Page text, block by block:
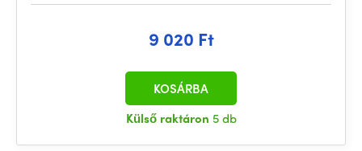
9 020 Ft
Külső raktáron 5 db
KOSÁRBA